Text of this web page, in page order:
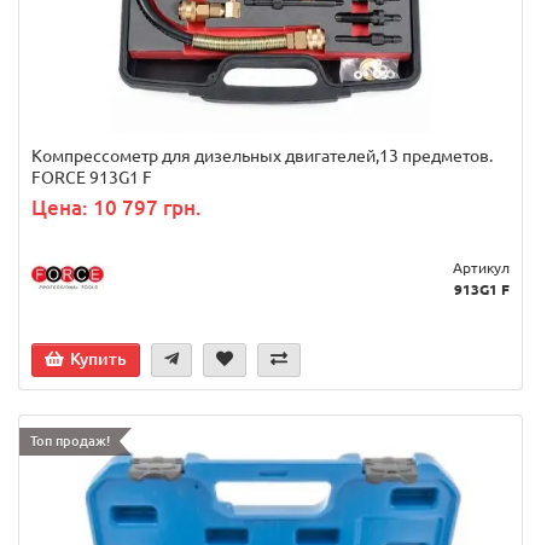
Компрессометр для дизельных двигателей,13 предметов.
FORCE 913G1 F
Цена: 10 797 грн.
Артикул
913G1 F
Купить
Топ продаж!